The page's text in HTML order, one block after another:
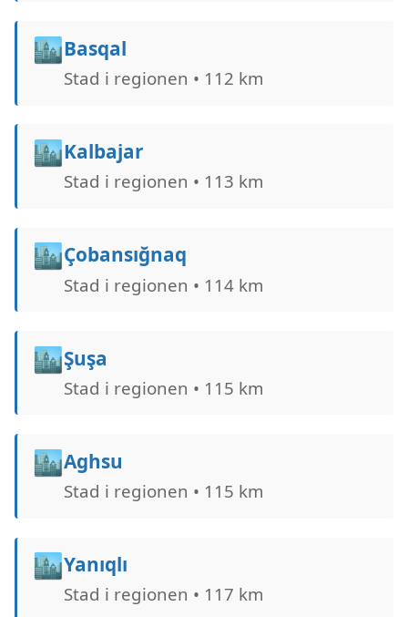
🏙️Basqal
Stad i regionen • 112 km
🏙️Kalbajar
Stad i regionen • 113 km
🏙️Çobansığnaq
Stad i regionen • 114 km
🏙️Şuşa
Stad i regionen • 115 km
🏙️Aghsu
Stad i regionen • 115 km
🏙️Yanıqlı
Stad i regionen • 117 km